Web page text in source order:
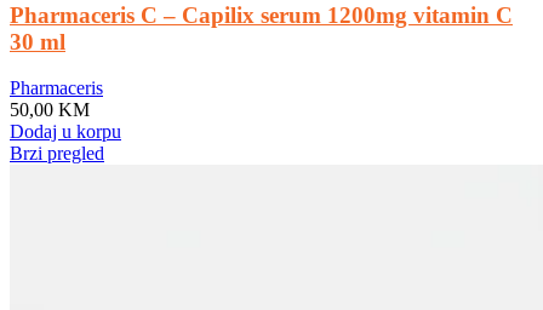
Pharmaceris C – Capilix serum 1200mg vitamin C
30 ml
Pharmaceris
50,00 KM
Dodaj u korpu
Brzi pregled